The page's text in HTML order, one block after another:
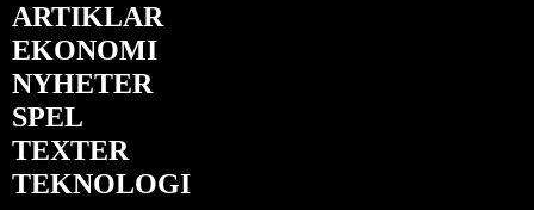
ARTIKLAR
EKONOMI
NYHETER
SPEL
TEXTER
TEKNOLOGI